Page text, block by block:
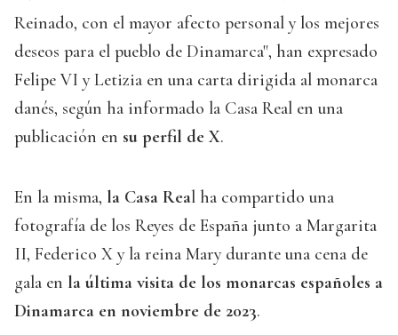
Reinado, con el mayor afecto personal y los mejores
deseos para el pueblo de Dinamarca", han expresado
Felipe VI y Letizia en una carta dirigida al monarca
danés, según ha informado la Casa Real en una
publicación en su perfil de X.
En la misma, la Casa Real ha compartido una
fotografía de los Reyes de España junto a Margarita
II, Federico X y la reina Mary durante una cena de
gala en la última visita de los monarcas españoles a
Dinamarca en noviembre de 2023.